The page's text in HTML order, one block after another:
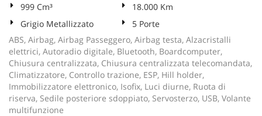
999 Cm³
18.000 Km
Grigio Metallizzato
5 Porte
ABS, Airbag, Airbag Passeggero, Airbag testa, Alzacristalli
elettrici, Autoradio digitale, Bluetooth, Boardcomputer,
Chiusura centralizzata, Chiusura centralizzata telecomandata,
Climatizzatore, Controllo trazione, ESP, Hill holder,
Immobilizzatore elettronico, Isofix, Luci diurne, Ruota di
riserva, Sedile posteriore sdoppiato, Servosterzo, USB, Volante
multifunzione